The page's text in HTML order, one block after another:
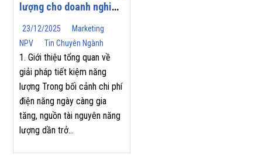
lượng cho doanh nghiệp
| Nam Phương Việt
23/12/2025
Marketing
NPV
Tin Chuyên Ngành
1. Giới thiệu tổng quan về
giải pháp tiết kiệm năng
lượng Trong bối cảnh chi phí
điện năng ngày càng gia
tăng, nguồn tài nguyên năng
lượng dần trở...